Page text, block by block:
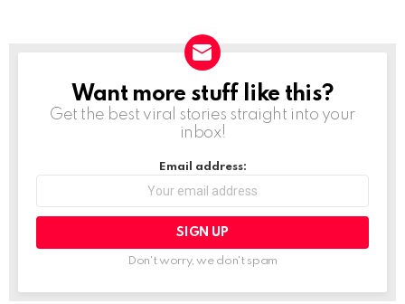
NEWSLETTER
Want more stuff like this?
Get the best viral stories straight into your
inbox!
Email address:
Don't worry, we don't spam